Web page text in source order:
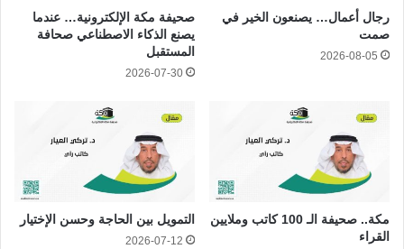
رجال أعمال… يصنعون الخير في
صمت
2026-08-05
صحيفة مكة الإلكترونية… عندما
يصنع الذكاء الاصطناعي صحافة
المستقبل
2026-07-30
مكة.. صحيفة الـ 100 كاتب وملايين
القراء
التمويل بين الحاجة وحسن الإختيار
2026-07-12